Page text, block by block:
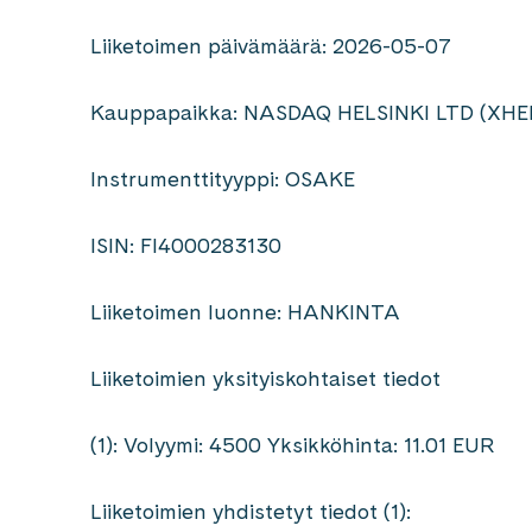
Liiketoimen päivämäärä: 2026-05-07
Kauppapaikka: NASDAQ HELSINKI LTD
Instrumenttityyppi: OSAKE
ISIN: FI4000283130
Liiketoimen luonne: HANKINTA
Liiketoimien yksityiskohtaiset tiedot
(1): Volyymi: 4500 Yksikköhinta: 11.01 EUR
Liiketoimien yhdistetyt tiedot (1):